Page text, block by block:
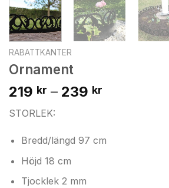
RABATTKANTER
Ornament
219 kr – 239 kr
STORLEK:
Bredd/längd 97 cm
Höjd 18 cm
Tjocklek 2 mm